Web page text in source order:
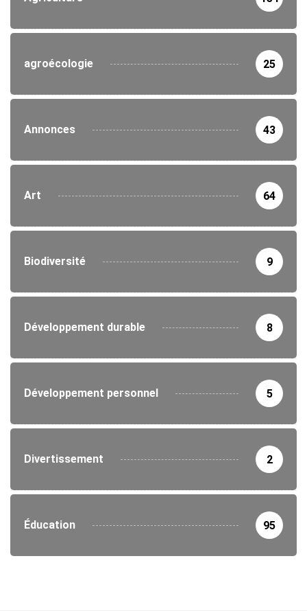
agroécologie 25
Annonces 43
Art 64
Biodiversité 9
Développement durable 8
Développement personnel 5
Divertissement 2
Éducation 95